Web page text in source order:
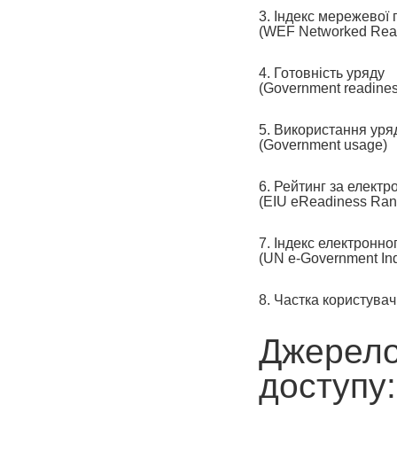
3. Індекс мережевої
(WEF Networked
4. Готовність уряду
(Government
5. Використання
(Government usage)
6. Рейтинг за
(EIU eReadiness
7. Індекс
(UN e-Government
8. Частка